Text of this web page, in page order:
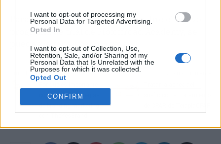
I want to opt-out of processing my
Personal Data for Targeted Advertising.
Opted In
I want to opt-out of Collection, Use,
Retention, Sale, and/or Sharing of my
Personal Data that Is Unrelated with the
Purposes for which it was collected.
Opted Out
CONFIRM
Para obtener más información sobre el nuevo
programa de trial de Motoffroad Academy, se
puede visitar su página web.
Artículo anterior
contar con estrategias
de branding marketing,